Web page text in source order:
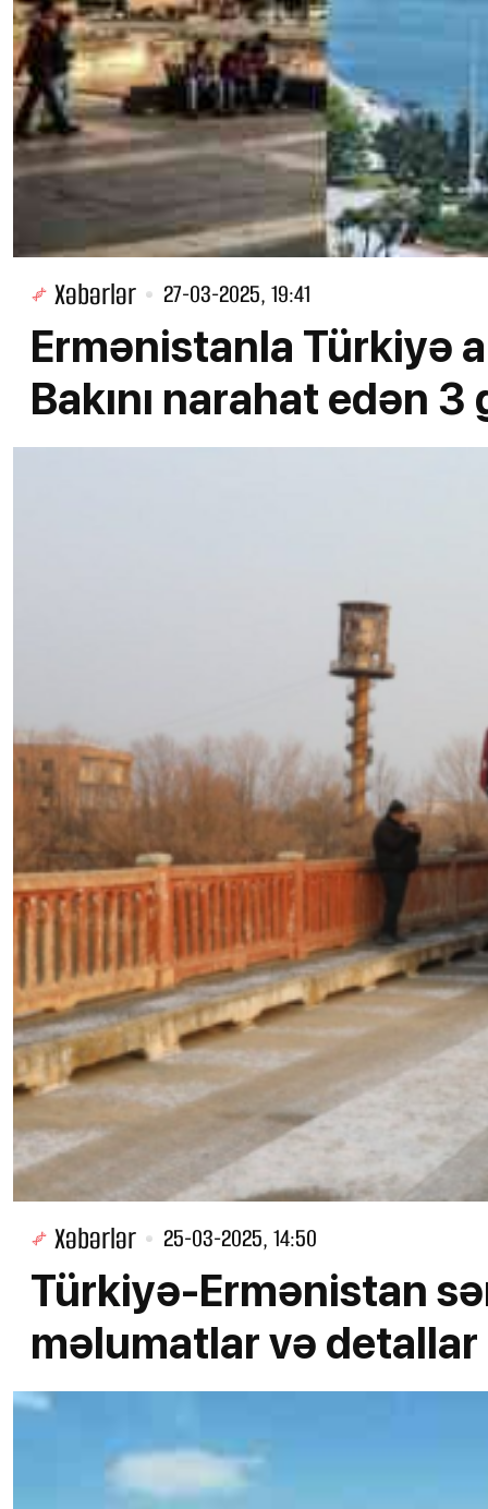
Xəbərlər 27-03-2025, 19:41
Ermənistanla Türkiyə
Bakını narahat edən
Xəbərlər 25-03-2025, 14:50
Türkiyə-Ermənistan
məlumatlar və detallar